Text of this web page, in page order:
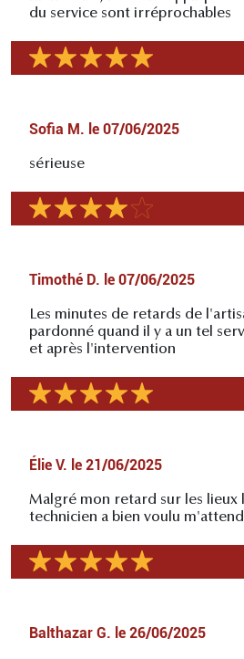
du service sont irréprochables
Sofia M. le 07/06/2025
sérieuse
Timothé D. le 07/06/2025
Les minutes de retards de
pardonné quand il y a un tel
et après l'intervention
Élie V. le 21/06/2025
Malgré mon retard sur les lieux
technicien a bien voulu
Balthazar G. le 26/06/2025